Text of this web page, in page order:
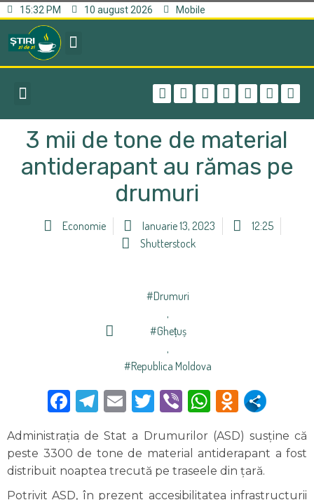
15:32 PM 10 august 2026 Mobile
3 mii de tone de material
antiderapant au rămas pe
drumuri
Economie Ianuarie 13, 2023
12:25
Shutterstock
#Drumuri
,
#ghețuș
,
#Republica Moldova
Facebook
Telegram
EmailTwitter
Viber
Administrația de Stat a Drumurilor (ASD) susține că
peste 3300 de tone de material antiderapant a fost
distribuit noaptea trecută pe traseele din țară.
Potrivit ASD, în prezent accesibilitatea infrastructurii